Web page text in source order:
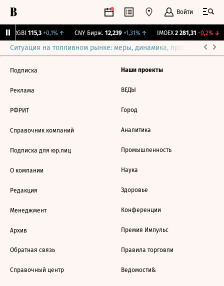
Войти
RGBI 115,3 +0,1%↑ CNY Бирж. 12,239 +1,31%↑ IMOEX 2 281,31 -0,2%↓
Ситуация на топливном рынке: меры, динамика, прогнозы
Подписка
Реклама
РФРИТ
Справочник компаний
Подписка для юр.лиц
О компании
Редакция
Менеджмент
Архив
Обратная связь
Справочный центр
Наши проекты
ВЕДЫ
Город
Аналитика
Промышленность
Наука
Здоровье
Конференции
Премия Импульс
Правила торговли
Ведомости&